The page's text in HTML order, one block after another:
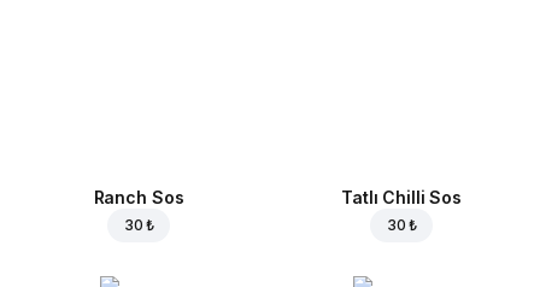
Ranch Sos
30 ₺
Tatlı Chilli Sos
30 ₺